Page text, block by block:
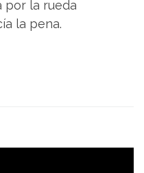
por la rueda
la pena.